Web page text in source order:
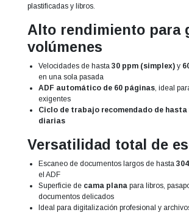
plastificadas y libros.
Alto rendimiento para
volúmenes
Velocidades de hasta 30 ppm (simplex)y
en una sola pasada
ADF automático de 60 páginas, ideal
exigentes
Ciclo de trabajo recomendado de hasta
diarias
Versatilidad total de
Escaneo de documentos largos de hasta
el ADF
Superficie de cama planapara libros,
documentos delicados
Ideal para digitalización profesional y